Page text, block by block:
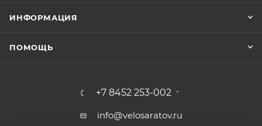
ИНФОРМАЦИЯ
ПОМОЩЬ
+7 8452 253-002
info@velosaratov.ru